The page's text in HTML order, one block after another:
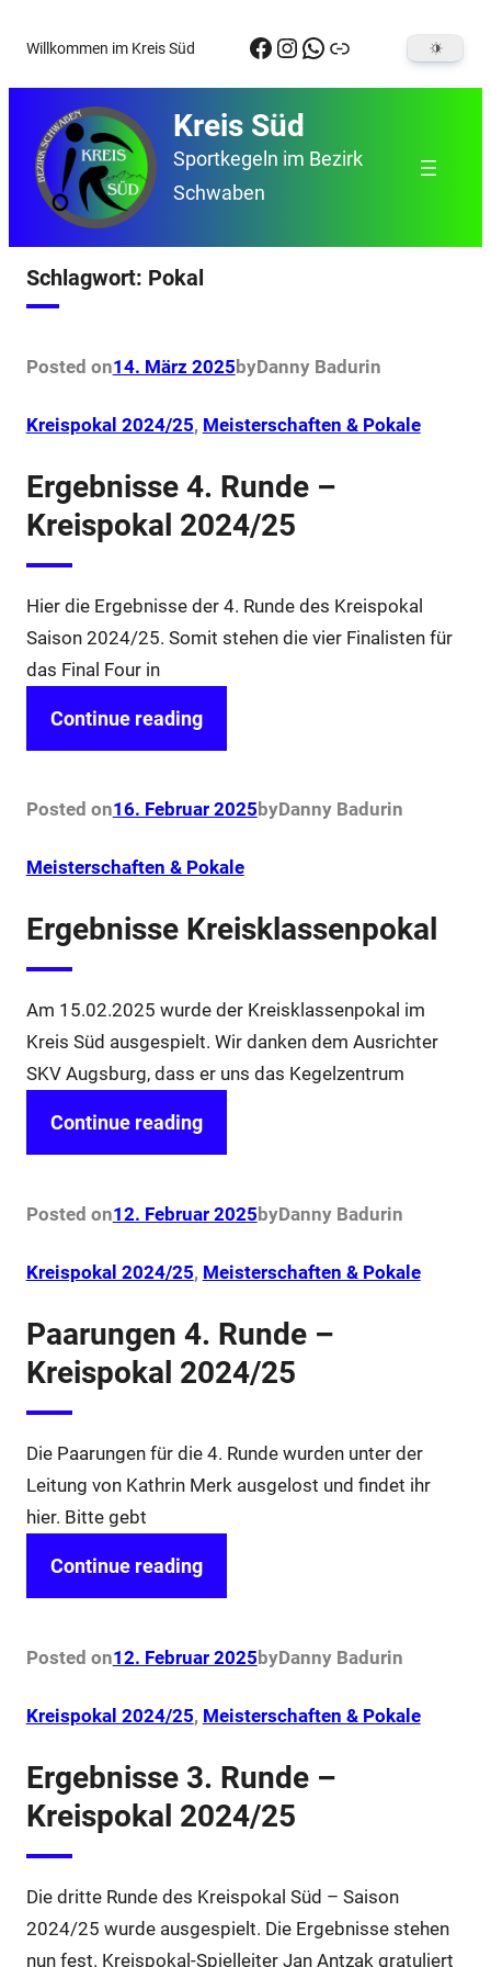
Inhalt
springen
Willkommen im Kreis Süd Facebook
Instagram
WhatsApp
Link
Kreis Süd
Sportkegeln im Bezirk
Schwaben
Schlagwort: Pokal
Posted on14. März 2025byDanny Badurin
Kreispokal 2024/25, Meisterschaften & Pokale
Ergebnisse 4. Runde –
Kreispokal 2024/25
Hier die Ergebnisse der 4. Runde des Kreispokal
Saison 2024/25. Somit stehen die vier Finalisten für
das Final Four in
Continue reading
Posted on16. Februar 2025 byDanny Badurin
Meisterschaften & Pokale
Ergebnisse Kreisklassenpokal
Am 15.02.2025 wurde der Kreisklassenpokal im
Kreis Süd ausgespielt. Wir danken dem Ausrichter
SKV Augsburg, dass er uns das Kegelzentrum
Continue reading
Posted on12. Februar 2025 byDanny Badurin
Kreispokal 2024/25, Meisterschaften & Pokale
Paarungen 4. Runde –
Kreispokal 2024/25
Die Paarungen für die 4. Runde wurden unter der
Leitung von Kathrin Merk ausgelost und findet ihr
hier. Bitte gebt
Continue reading
Posted on12. Februar 2025byDanny Badurin
Kreispokal 2024/25, Meisterschaften & Pokale
Ergebnisse 3. Runde –
Kreispokal 2024/25
Die dritte Runde des Kreispokal Süd – Saison
2024/25 wurde ausgespielt. Die Ergebnisse stehen
nun fest. Kreispokal-Spielleiter Jan Antzak gratuliert